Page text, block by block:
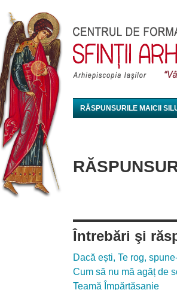
RĂSPUNSURILE MAICII
Întrebări şi
Dacă ești, Te rog,
Cum să nu mă agăț de
Teamă Împărtășanie